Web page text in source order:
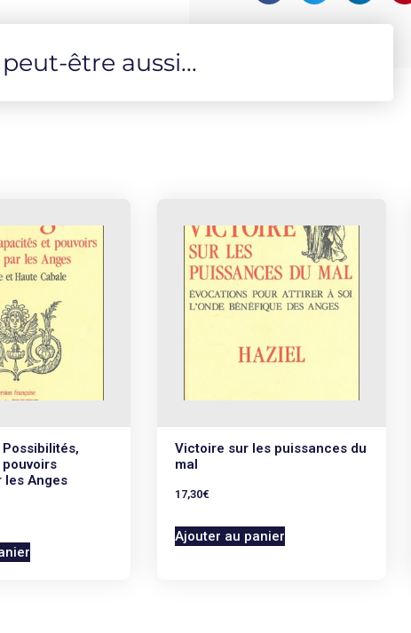
être aussi...
Possibilités,
les Anges
Victoire sur les puissances du
mal
17,30€
Ajouter au panier